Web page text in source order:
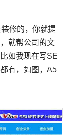
修的，你就提
就帮公司的文
如我现在写SE
有，如图，A5